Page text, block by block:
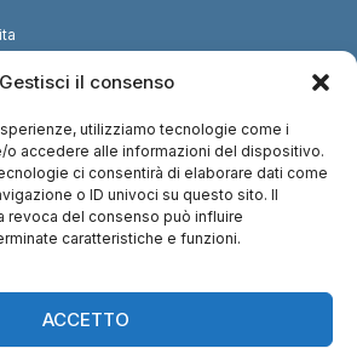
Gestisci il consenso
utilizziamo tecnologie come i
o accedere alle informazioni del dispositivo.
ci consentirà di elaborare dati come
o ID univoci su questo sito. Il
revoca del consenso può influire
caratteristiche e funzioni.
ACCETTO
CI TROVI ANCHE SU: